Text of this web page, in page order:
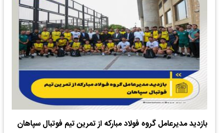
بازدید مدیرعامل گروه فولاد مبارکه از تمرین تیم فوتبال سپاهان